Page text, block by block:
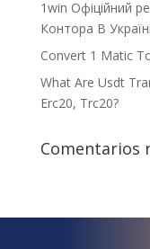
1win Офіційний
Контора В
Convert 1 Matic
What Are Usdt
Erc20, Trc20?
Comentarios